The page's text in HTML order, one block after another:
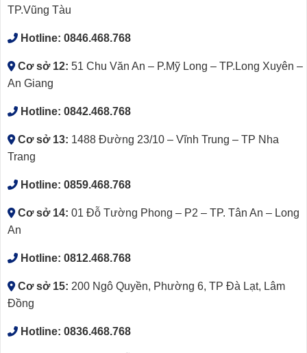
TP.Vũng Tàu
Hotline: 0846.468.768
Cơ sở 12: 51 Chu Văn An – P.Mỹ Long – TP.Long Xuyên –
An Giang
Hotline: 0842.468.768
Cơ sở 13: 1488 Đường 23/10 – Vĩnh Trung – TP Nha
Trang
Hotline: 0859.468.768
Cơ sở 14: 01 Đỗ Tường Phong – P2 – TP. Tân An – Long
An
Hotline: 0812.468.768
Cơ sở 15: 200 Ngô Quyền, Phường 6, TP Đà Lạt, Lâm
Đồng
Hotline: 0836.468.768